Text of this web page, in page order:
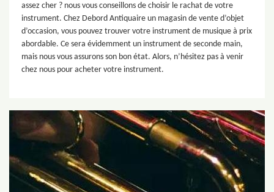
assez cher ? nous vous conseillons de choisir le rachat de votre
instrument. Chez Debord Antiquaire un magasin de vente d’objet
d’occasion, vous pouvez trouver votre instrument de musique à prix
abordable. Ce sera évidemment un instrument de seconde main,
mais nous vous assurons son bon état. Alors, n’hésitez pas à venir
chez nous pour acheter votre instrument.